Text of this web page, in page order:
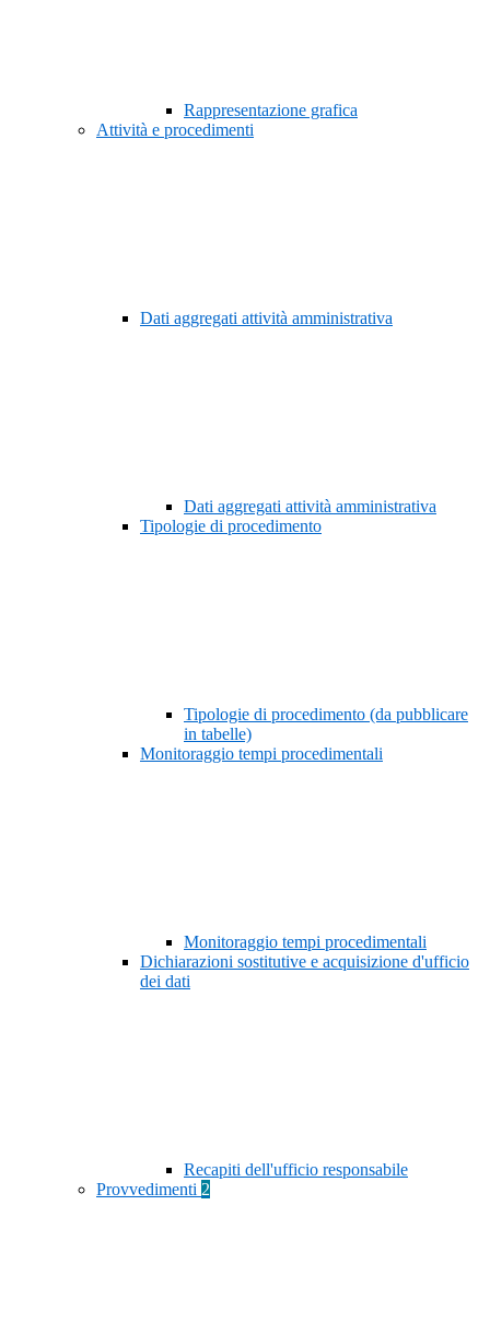
Rappresentazione grafica
Attività e procedimenti
Dati aggregati attività amministrativa
Dati aggregati attività amministrativa
Tipologie di procedimento
Tipologie di procedimento (da pubblicare
in tabelle)
Monitoraggio tempi procedimentali
Monitoraggio tempi procedimentali
Dichiarazioni sostitutive e acquisizione d'ufficio
dei dati
Recapiti dell'ufficio responsabile
Provvedimenti 2